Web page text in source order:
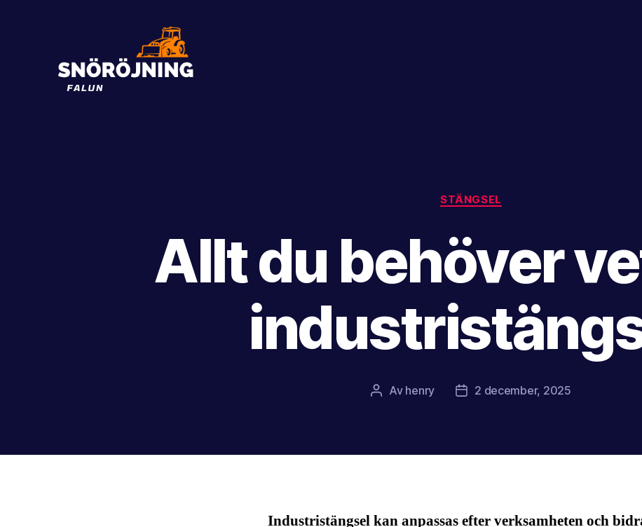
Kategorier
STÄNGSEL
Allt du behöver
Inläggsförfattare
Av henry Inläggsdatum
2 december, 2025
Industristängsel kan anpassas efter verksamheten och